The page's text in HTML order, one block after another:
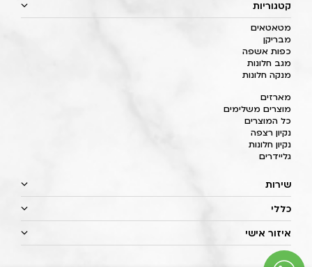
קטגוריות
מטאטאים
מבריקן
כפות אשפה
מגב חלונות
מנקה חלונות
מארזים
מוצרים משלימים
כל המוצרים
נקיון רצפה
נקיון חלונות
גליידרים
שירות
כללי
איזור אישי